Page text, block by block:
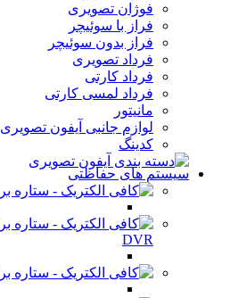
فوژان تصویری
فراز با سوئیچر
فراز بدون سوئیچر
فرداد تصویری
فرداد کارتی
فرداد لمسی کارتی
مانیتور
لوازم جانبی آیفون تصویری
کدینگ
سیستم های حفاظتی
DVR